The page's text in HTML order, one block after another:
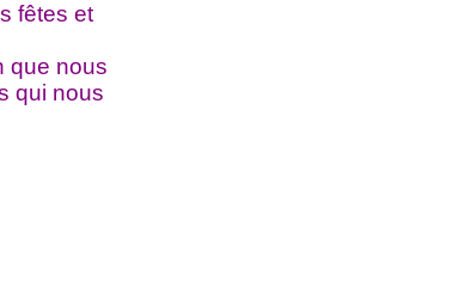
fêtes et
que nous
qui nous